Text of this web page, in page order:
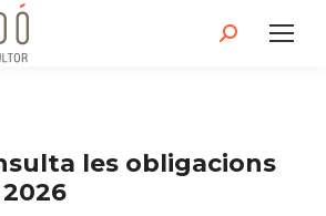
Search:
les obligacions